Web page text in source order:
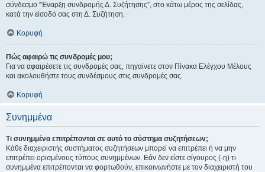
σύνδεσμο “Έναρξη συνδρομής Δ. Συζήτησης”, στο κάτω μέρος της σελίδας,
κατά την είσοδό σας στη Δ. Συζήτηση.
Κορυφή
Πώς αφαιρώ τις συνδρομές μου;
Για να αφαιρέσετε τις συνδρομές σας, πηγαίνετε στον Πίνακα Ελέγχου Μέλους
και ακολουθήστε τους συνδέσμους στις συνδρομές σας.
Κορυφή
Συνημμένα
Τι συνημμένα επιτρέπονται σε αυτό το σύστημα συζητήσεων;
Κάθε διαχειριστής συστήματος συζητήσεων μπορεί να επιτρέπει ή να μην
επιτρέπει ορισμένους τύπους συνημμένων. Εάν δεν είστε σίγουρος (-η) τι
συνημμένα επιτρέπονται να φορτωθούν, επικοινωνήστε με τον διαχειριστή του